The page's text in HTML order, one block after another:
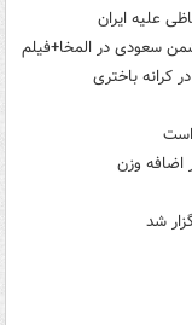
سعودی در المخا+فیلم
کرانه باختری
است
اضافه وزن
شد